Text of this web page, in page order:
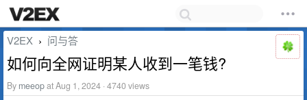
V2EX › 问与答
如何向全网证明某人收到一笔钱?
By meeopat Aug 1, 2024 · 4740 views